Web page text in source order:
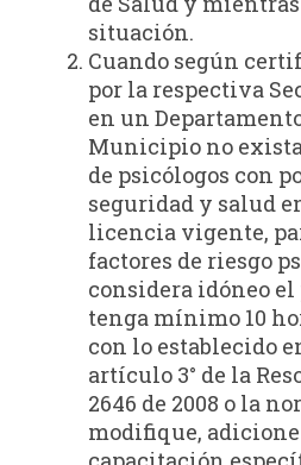
situación.
Cuando según
por la respectiva
en un
Municipio no
de psicólogos con
seguridad y salud
licencia vigente,
factores de riesgo
considera idóneo
tenga mínimo 10
con lo establecido
artículo 3° de la
2646 de 2008 o la
modifique,